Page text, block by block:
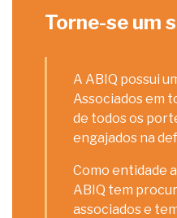
Torne-se um
A ABIQ possui
Associados em
de todos os
engajados na
Como entidade
ABIQ tem
associados e